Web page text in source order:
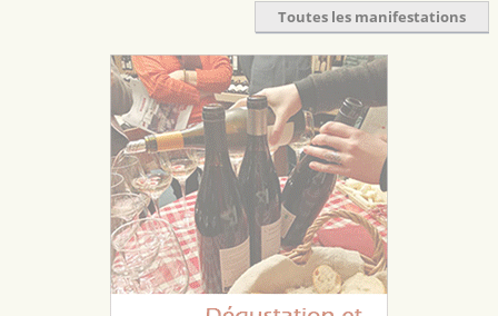
Toutes les manifestations